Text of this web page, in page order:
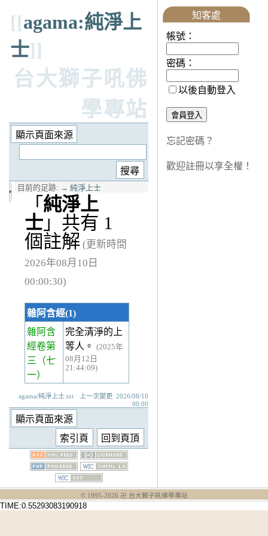
[[agama:純淨上
士]]
台大獅子吼佛
學專站
目前的足跡: → 純淨上士
「 純淨上
士 」共有 1
個註解 (更新時間
2026年08月10日
00:00:30)
雜阿含經(1)
雜阿含
經卷第
三
（七
一）
完全清淨的上
等人。
(2025年
08月12日
21:44:09)
agama/純淨上士.txt · 上一次變更: 2026/08/10
00:00
知客處
帳號：
密碼：
以後自動登入
忘記密碼？
歡迎註冊以享全權！
© 1995-2026 卍 台大獅子吼佛學專站
TIME:0.55293083190918